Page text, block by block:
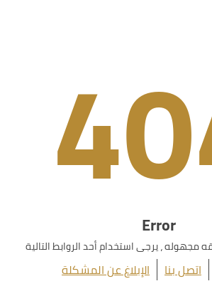
Error
، يرجى استخدام أحد الروابط التالية
اتصل بنا الإبلاغ عن المشكلة